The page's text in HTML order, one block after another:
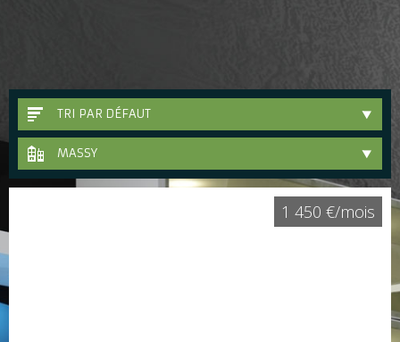
TRI PAR DÉFAUT
MASSY
1 450 €/mois